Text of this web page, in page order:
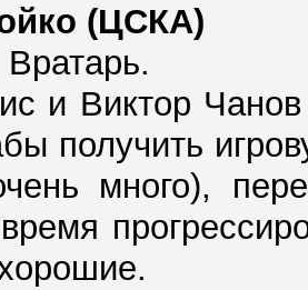
(ЦСКА)
и Виктор
получить
много),